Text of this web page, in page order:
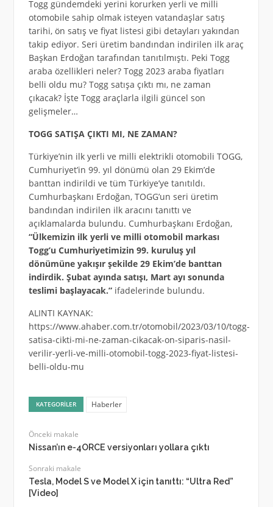
Togg gündemdeki yerini korurken yerli ve milli
otomobile sahip olmak isteyen vatandaşlar satış
tarihi, ön satış ve fiyat listesi gibi detayları yakından
takip ediyor. Seri üretim bandından indirilen ilk araç
Başkan Erdoğan tarafından tanıtılmıştı. Peki Togg
araba özellikleri neler? Togg 2023 araba fiyatları
belli oldu mu? Togg satışa çıktı mı, ne zaman
çıkacak? İşte Togg araçlarla ilgili güncel son
gelişmeler…
TOGG SATIŞA ÇIKTI MI, NE ZAMAN?
Türkiye’nin ilk yerli ve milli elektrikli otomobili TOGG,
Cumhuriyet’in 99. yıl dönümü olan 29 Ekim’de
banttan indirildi ve tüm Türkiye’ye tanıtıldı.
Cumhurbaşkanı Erdoğan, TOGG’un seri üretim
bandından indirilen ilk aracını tanıttı ve
açıklamalarda bulundu. Cumhurbaşkanı Erdoğan,
“Ülkemizin ilk yerli ve milli otomobil markası
Togg’u Cumhuriyetimizin 99. kuruluş yıl
dönümüne yakışır şekilde 29 Ekim’de banttan
indirdik. Şubat ayında satışı, Mart ayı sonunda
teslimi başlayacak.”ifadelerinde bulundu.
ALINTI KAYNAK:
https://www.ahaber.com.tr/otomobil/2023/03/10/togg-
satisa-cikti-mi-ne-zaman-cikacak-on-siparis-nasil-
verilir-yerli-ve-milli-otomobil-togg-2023-fiyat-listesi-
belli-oldu-mu
KATEGORILER Haberler
Önceki makale
Nissan’ın e-4ORCE versiyonları yollara çıktı
Sonraki makale
Tesla, Model S ve Model X için tanıttı: “Ultra Red”
[Video]